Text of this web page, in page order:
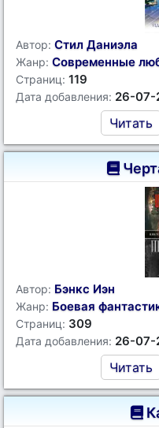
Автор: Стил Даниэла
Жанр: Современные
Страниц: 119
Дата добавления: 26-07-
Читать
Автор: Бэнкс Иэн
Жанр: Боевая
Страниц: 309
Дата добавления: 26-07-
Читать